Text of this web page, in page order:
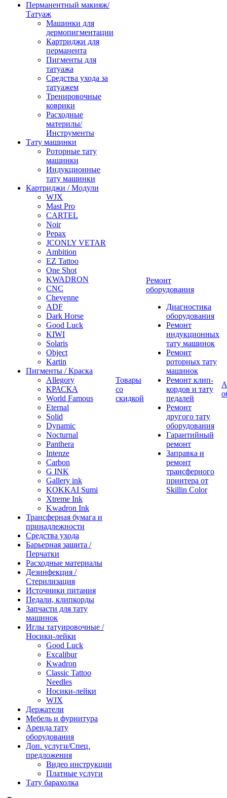
Перманентный макияж/
Татуаж
Машинки для
дермопигментации
Картриджи для
перманента
Пигменты для
татуажа
Средства ухода за
татуажем
Тренировочные
коврики
Расходные
материлы/
Инструменты
Тату машинки
Роторные тату
машинки
Индукционные
тату машинки
Картриджи / Модули
WJX
Mast Pro
CARTEL
Noir
Pepax
JCONLY VETAR
Ambition
EZ Tattoo
One Shot
KWADRON
CNC
Cheyenne
ADF
Dark Horse
Good Luck
KIWI
Solaris
Object
Kartin
Пигменты / Краска
Allegory
КРАСКА
World Famous
Eternal
Solid
Dynamic
Nocturnal
Panthera
Intenze
Carbon
G INK
Gallery ink
KOKKAI Sumi
Xtreme Ink
Kwadron Ink
Трансферная бумага и
принадлежности
Средства ухода
Барьерная защита /
Перчатки
Расходные материалы
Дезинфекция /
Стерилизация
Источники питания
Педали, клипкорды
Запчасти для тату
машинок
Иглы татуировочные /
Носики-лейки
Good Luck
Excalibur
Kwadron
Classic Tattoo
Needles
Носики-лейки
WJX
Держатели
Мебель и фурнитура
Аренда тату
оборудования
Доп. услуги/Спец.
предложения
Видео инструкции
Платные услуги
Тату барахолка
Товары
со
скидкой
Ремонт
оборудования
Диагностика
оборудования
Ремонт
индукционных
тату машинок
Ремонт
роторных тату
машинок
Ремонт клип-
кордов и тату
педалей
Ремонт
другого тату
оборудования
Гарантийный
ремонт
Заправка и
ремонт
трансферного
принтера от
Skillin Color